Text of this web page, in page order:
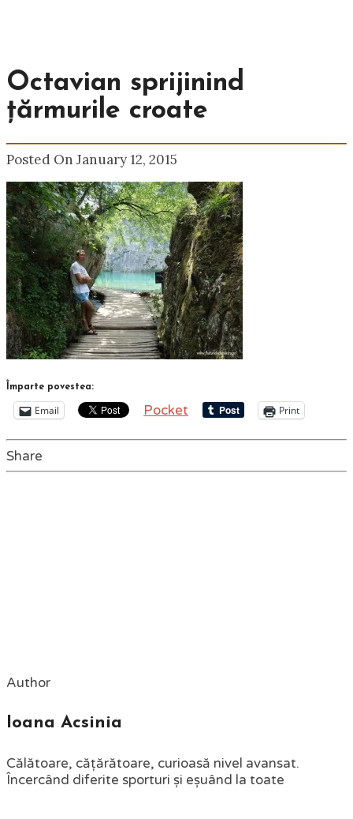
Octavian sprijinind
țărmurile croate
Posted On January 12, 2015
Împarte povestea:
Email Pocket Print
Share
Author
Ioana Acsinia
Călătoare, cățărătoare, curioasă nivel avansat.
Încercând diferite sporturi și eșuând la toate